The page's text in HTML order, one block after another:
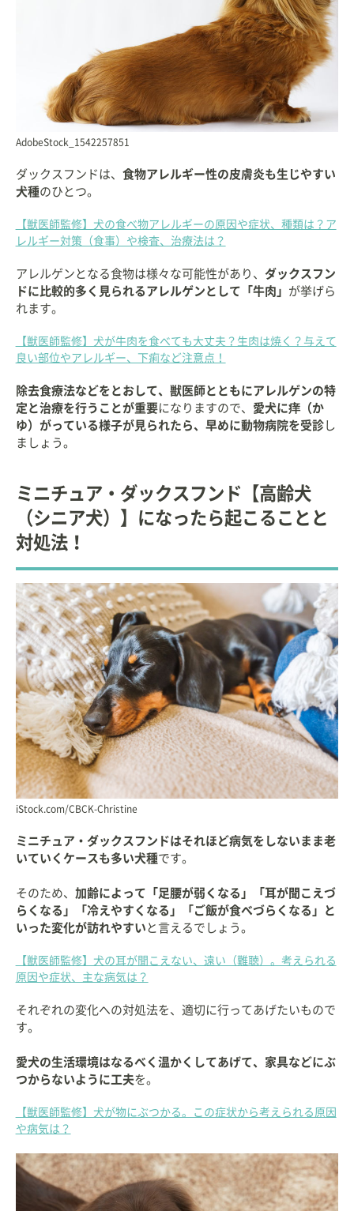
AdobeStock_1542257851
ダックスフンドは、 食物アレルギー性の皮膚炎も生じやすい
犬種のひとつ。
【獣医師監修】犬の食べ物アレルギーの原因や症状、種類は？ア
レルギー対策（食事）や検査、治療法は？
アレルゲンとなる食物は様々な可能性があり、 ダックスフン
ドに比較的多く見られるアレルゲンとして「牛肉」 が挙げら
れます。
【獣医師監修】犬が牛肉を食べても大丈夫？生肉は焼く？与えて
良い部位やアレルギー、下痢など注意点！
除去食療法などをとおして、獣医師とともにアレルゲンの特
定と治療を行うことが重要になりますので、 愛犬に痒（か
ゆ）がっている様子が見られたら、早めに動物病院を受診し
ましょう。
ミニチュア・ダックスフンド【高齢犬
（シニア犬）】になったら起こることと
対処法！
iStock.com/CBCK-Christine
ミニチュア・ダックスフンドはそれほど病気をしないまま老
いていくケースも多い犬種です。
そのため、 加齢によって「足腰が弱くなる」「耳が聞こえづ
らくなる」「冷えやすくなる」「ご飯が食べづらくなる」と
いった変化が訪れやすい と言えるでしょう。
【獣医師監修】犬の耳が聞こえない、遠い（難聴）。考えられる
原因や症状、主な病気は？
それぞれの変化への対処法を、適切に行ってあげたいもので
す。
愛犬の生活環境はなるべく温かくしてあげて、家具などにぶ
つからないように工夫を。
【獣医師監修】犬が物にぶつかる。この症状から考えられる原因
や病気は？